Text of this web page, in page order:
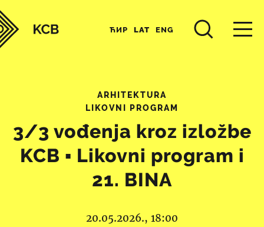
ЋИР LAT ENG
ARHITEKTURA
LIKOVNI PROGRAM
3/3 vođenja kroz izložbe
KCB ▪︎ Likovni program i
21. BINA
20.05.2026., 18:00